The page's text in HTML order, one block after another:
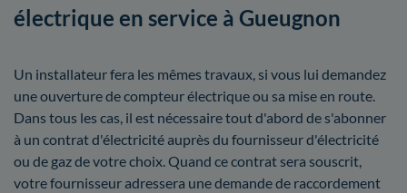
électrique en service à Gueugnon
Un installateur fera les mêmes travaux, si vous lui demandez
une ouverture de compteur électrique ou sa mise en route.
Dans tous les cas, il est nécessaire tout d'abord de s'abonner
à un contrat d'électricité auprès du fournisseur d'électricité
ou de gaz de votre choix. Quand ce contrat sera souscrit,
votre fournisseur adressera une demande de raccordement